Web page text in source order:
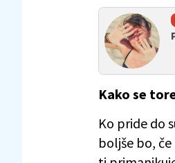
Kako se
Ko pride do
boljše bo,